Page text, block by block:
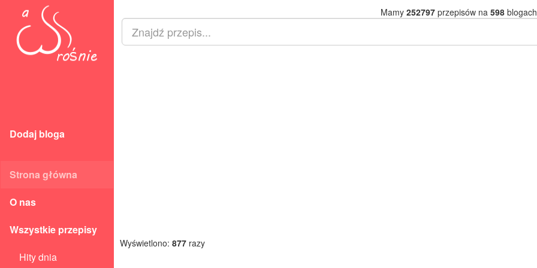
Dodaj bloga
Strona główna
O nas
Wszystkie przepisy
Hity dnia
Mamy 252797przepisów na 598
Wyświetlono: 877 razy